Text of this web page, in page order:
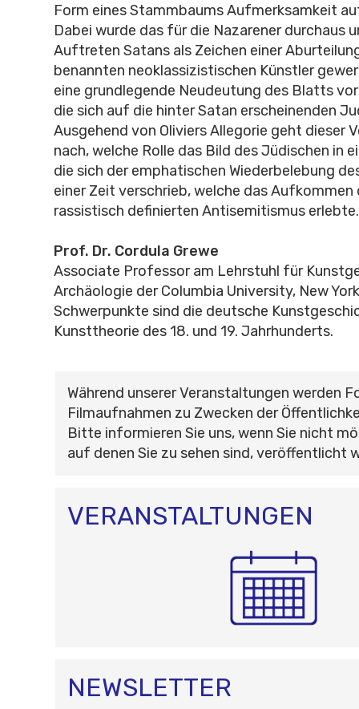
Form eines Stammbaums Aufmerksamkeit
Dabei wurde das für die Nazarener durchaus
Auftreten Satans als Zeichen einer
benannten neoklassizistischen Künstler
eine grundlegende Neudeutung des Blatts
die sich auf die hinter Satan erscheinenden
Ausgehend von Oliviers Allegorie geht dieser
nach, welche Rolle das Bild des Jüdischen in
die sich der emphatischen Wiederbelebung
einer Zeit verschrieb, welche das Aufkommen
rassistisch definierten Antisemitismus erlebte.
Prof. Dr. Cordula Grewe
Associate Professor am Lehrstuhl für
Archäologie der Columbia University, New
Schwerpunkte sind die deutsche
Kunsttheorie des 18. und 19. Jahrhunderts.
Während unserer Veranstaltungen werden
Filmaufnahmen zu Zwecken der
Bitte informieren Sie uns, wenn Sie nicht
auf denen Sie zu sehen sind, veröffentlicht
VERANSTALTUNGEN
NEWSLETTER